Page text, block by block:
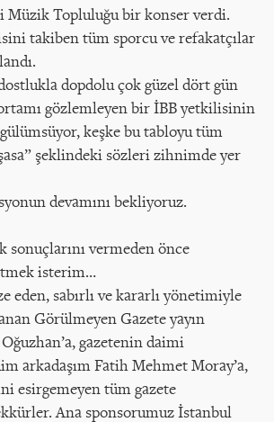
Müzik Topluluğu bir konser verdi.
takiben tüm sporcu ve refakatçılar
dopdolu çok güzel dört gün
gözlemleyen bir İBB yetkilisinin
keşke bu tabloyu tüm
şeklindeki sözleri zihnimde yer
devamını bekliyoruz.
sonuçlarını vermeden önce
isterim…
eden, sabırlı ve kararlı yönetimiyle
Görülmeyen Gazete yayın
gazetenin daimi
arkadaşım Fatih Mehmet Moray’a,
esirgemeyen tüm gazete
Ana sponsorumuz İstanbul